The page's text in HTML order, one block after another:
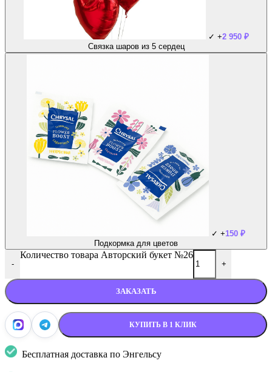
✓ +2 950 ₽
Связка шаров из 5 сердец
✓ +150 ₽
Подкормка для цветов
-
Количество товара Авторский букет №26
+
ЗАКАЗАТЬ
КУПИТЬ В 1 КЛИК
Бесплатная доставка по Энгельсу